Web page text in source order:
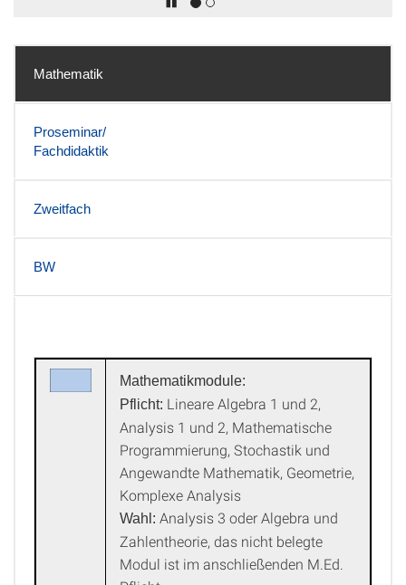
Mathematik
Proseminar/
Fachdidaktik
Zweitfach
BW
Mathematikmodule:
Pflicht: Lineare Algebra 1 und 2,
Analysis 1 und 2, Mathematische
Programmierung, Stochastik und
Angewandte Mathematik, Geometrie,
Komplexe Analysis
Wahl: Analysis 3 oder Algebra und
Zahlentheorie, das nicht belegte
Modul ist im anschließenden M.Ed.